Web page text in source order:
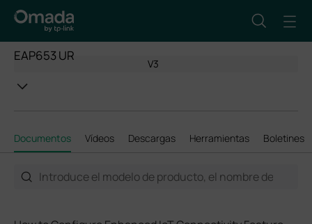
EAP653 UR
V3
Documentos Vídeos Descargas Herramientas Boletines